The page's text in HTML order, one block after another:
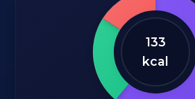
133
kcal